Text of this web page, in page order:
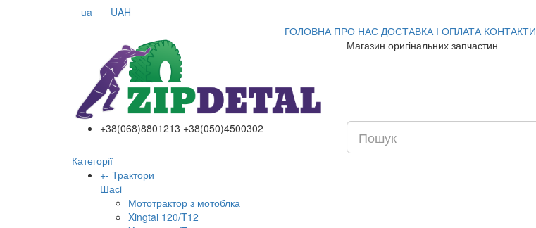
ua UAH
ГОЛОВНА ПРО НАС ДОСТАВКА І ОПЛАТА КОНТАКТИ
Магазин оригінальних запчастин
+38(068)8801213 +38(050)4500302
Категорії
+- Трактори
Шасi
Мототрактор з мотоблка
Xingtai 120/T12